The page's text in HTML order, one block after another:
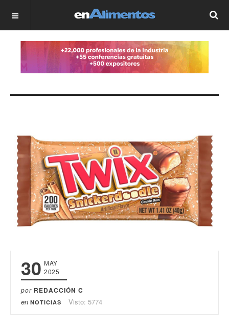
OFF CANVAS
30 MAY
2025
por REDACCIÓN C
en NOTICIAS Visto: 5774